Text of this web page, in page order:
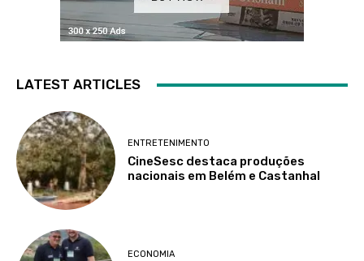
LATEST ARTICLES
ENTRETENIMENTO
CineSesc destaca produções
nacionais em Belém e Castanhal
ECONOMIA